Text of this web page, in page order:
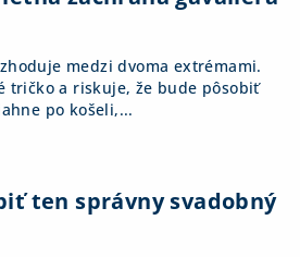
medzi dvoma extrémami.
tričko a riskuje, že bude pôsobiť
po košeli,...
ten správny svadobný